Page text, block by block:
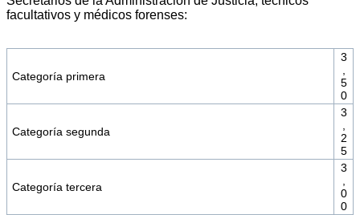
facultativos y médicos forenses:
Categoría primera
3
5
0
Categoría segunda
3
2
5
Categoría tercera
3
0
0